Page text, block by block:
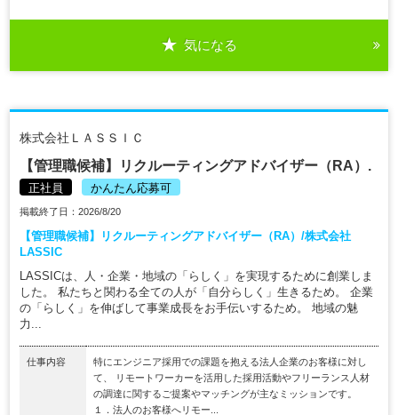
気になる
株式会社ＬＡＳＳＩＣ
【管理職候補】リクルーティングアドバイザー（RA）.
正社員 かんたん応募可
掲載終了日：2026/8/20
【管理職候補】リクルーティングアドバイザー（RA）/株式会社
LASSIC
LASSICは、人・企業・地域の「らしく」を実現するために創業しま
した。 私たちと関わる全ての人が「自分らしく」生きるため。 企業
の「らしく」を伸ばして事業成長をお手伝いするため。 地域の魅
力...
仕事内容
特にエンジニア採用での課題を抱える法人企業のお客様に対し
て、 リモートワーカーを活用した採用活動やフリーランス人材
の調達に関するご提案やマッチングが主なミッションです。
１．法人のお客様へリモー...